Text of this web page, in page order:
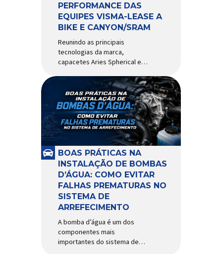
PERFORMANCE DAS
EQUIPES VISMA-LEASE A
BIKE E CANYON/SRAM
Reunindo as principais
tecnologias da marca,
capacetes Aries Spherical e
ao país com a pintura oficial
utilizada por equipes do World
Tour Patrocinadora de algumas
das principais equipes de
ciclismo do mundo, a Giro é
uma das marcas de capacetes
e acessórios para ciclismo
mais reconhecida no Brasil.
Importada e distribuída […]
BOAS PRÁTICAS NA
INSTALAÇÃO DE BOMBAS
D’ÁGUA: COMO EVITAR
FALHAS PREMATURAS NO
SISTEMA DE
ARREFECIMENTO
A bomba d’água é um dos
componentes mais
importantes do sistema de